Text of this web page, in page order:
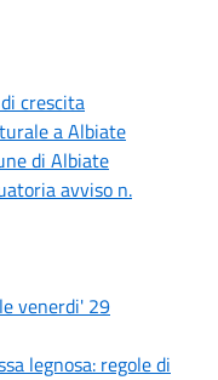
crescita
a Albiate
di Albiate
avviso n.
venerdi' 29
legnosa: regole di